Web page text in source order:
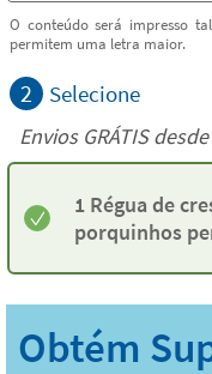
O conteúdo será impresso
permitem uma letra maior.
2 Selecione
Envios GRÁTIS
1 Régua de
porquinhos